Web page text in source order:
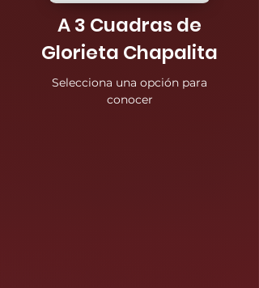
A 3 Cuadras de
Glorieta Chapalita
Selecciona una opción para
conocer